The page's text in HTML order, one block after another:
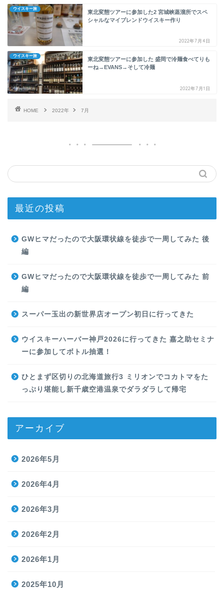
ウイスキー旅
東北変態ツアーに参加した2 宮城峡蒸溜所でスペ
シャルなマイブレンドウイスキー作り
2022年7月4日
ウイスキー旅
東北変態ツアーに参加した 盛岡で冷麺食べてりも
ーね→EVANS→そして冷麺
2022年7月1日
HOME 2022年 7月
最近の投稿
GWヒマだったので大阪環状線を徒歩で一周してみた 後
編
GWヒマだったので大阪環状線を徒歩で一周してみた 前
編
スーパー玉出の新世界店オープン初日に行ってきた
ウイスキーハーバー神戸2026に行ってきた 嘉之助セミナ
ーに参加してボトル抽選！
ひとまず区切りの北海道旅行3 ミリオンでコカトマをた
っぷり堪能し新千歳空港温泉でダラダラして帰宅
アーカイブ
2026年5月
2026年4月
2026年3月
2026年2月
2026年1月
2025年10月